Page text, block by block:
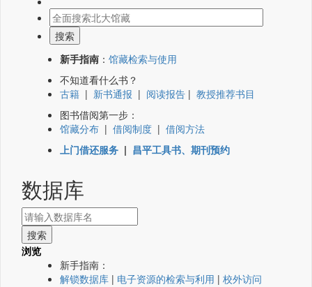
新手指南 ： 馆藏检索与使用
不知道看什么书？
古籍 | 新书通报 | 阅读报告 | 教授推荐书目
图书借阅第一步：
馆藏分布 | 借阅制度 | 借阅方法
上门借还服务 | 昌平工具书、期刊预约
数据库
浏览
新手指南：
解锁数据库 | 电子资源的检索与利用 | 校外访问